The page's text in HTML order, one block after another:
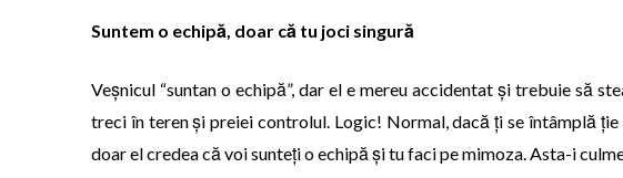
Suntem o echipă, doar că tu joci singură
Veșnicul “suntan o echipă”, dar el e mereu accidentat și trebuie să
treci în teren și preiei controlul. Logic! Normal, dacă ți se întâmplă
doar el credea că voi sunteți o echipă și tu faci pe mimoza. Asta-i